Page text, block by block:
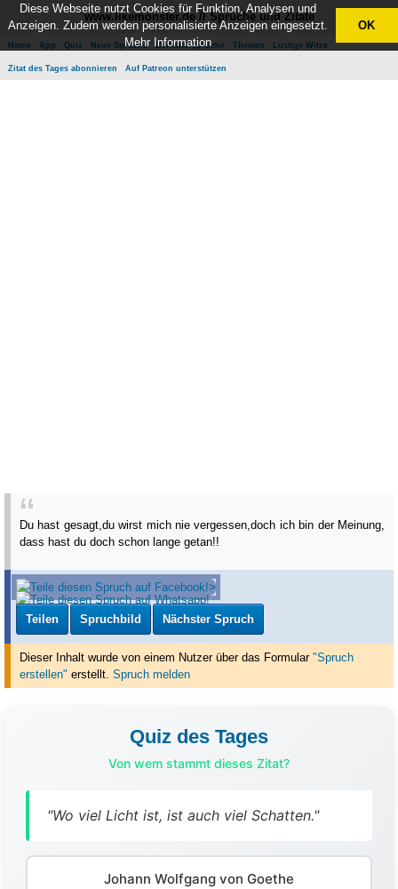
www.likemonster.de // Sprüche und Zitate
Home App Quiz Neue Sprüche Beliebte Sprüche Themen Lustige Witze
Zitat des Tages abonnieren Auf Patreon unterstützen
Du hast gesagt,du wirst mich nie vergessen,doch ich bin der Meinung,
dass hast du doch schon lange getan!!
Teilen Spruchbild Nächster Spruch
Dieser Inhalt wurde von einem Nutzer über das Formular "Spruch
erstellen" erstellt. Spruch melden
Quiz des Tages
Von wem stammt dieses Zitat?
"Wo viel Licht ist, ist auch viel Schatten."
Johann Wolfgang von Goethe
Diese Webseite nutzt Cookies für Funktion, Analysen und
Anzeigen. Zudem werden personalisierte Anzeigen eingesetzt.
Mehr Information
OK